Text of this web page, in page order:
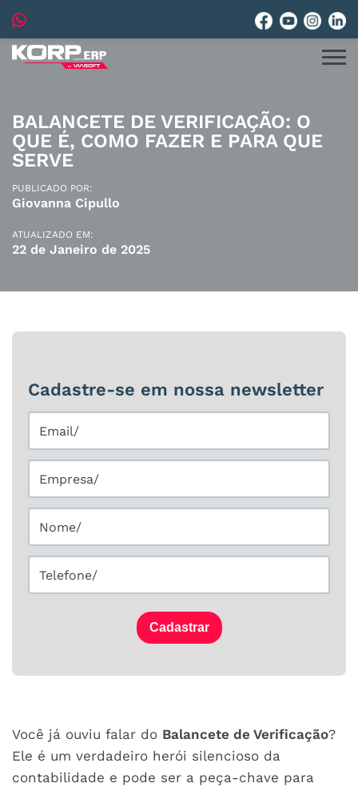
BALANCETE DE VERIFICAÇÃO: O
QUE É, COMO FAZER E PARA QUE
SERVE
PUBLICADO POR:
Giovanna Cipullo
ATUALIZADO EM:
22 de Janeiro de 2025
Você já ouviu falar do Balancete de Verificação?
Ele é um verdadeiro herói silencioso da
contabilidade e pode ser a peça-chave para
Cadastre-se em nossa newsletter
Cadastrar